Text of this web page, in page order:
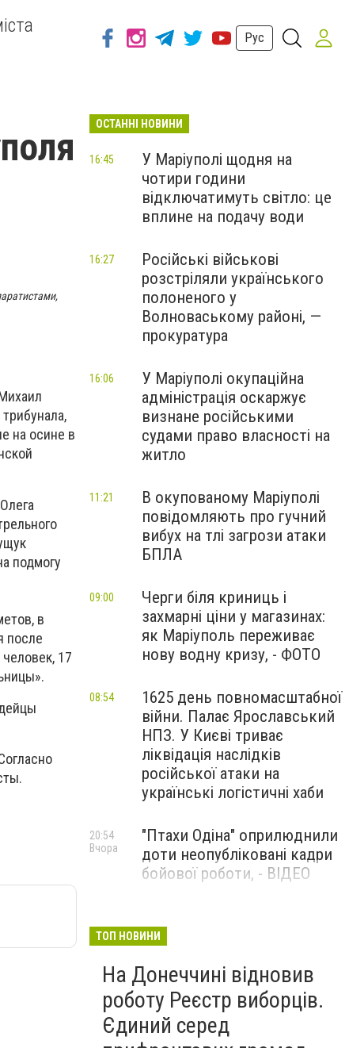
Рус
на осине в
подмогу
в
после
17
ОСТАННІ НОВИНИ
У Маріуполі щодня на
чотири години
відключатимуть світло: це
вплине на подачу води
16:45
Російські військові
розстріляли українського
полоненого у
Волноваському районі, —
прокуратура
16:27
У Маріуполі окупаційна
адміністрація оскаржує
визнане російськими
судами право власності на
житло
16:06
В окупованому Маріуполі
повідомляють про гучний
вибух на тлі загрози атаки
БПЛА
11:21
Черги біля криниць і
захмарні ціни у магазинах:
як Маріуполь переживає
нову водну кризу, - ФОТО
09:00
1625 день повномасштабної
війни. Палає Ярославський
НПЗ. У Києві триває
ліквідація наслідків
російської атаки на
українські логістичні хаби
08:54
"Птахи Одіна" оприлюднили
доти неопубліковані кадри
бойової роботи, - ВІДЕО
20:54
Вчора
Бєдняков зіграє тата
новому українському
фільмі, - ФОТО
Вчора
ТОП НОВИНИ
На Донеччині відновив
роботу Реєстр виборців.
Єдиний серед